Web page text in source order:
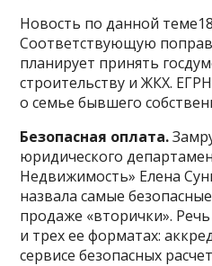
Новость по данной
Соответствующую
планирует принять
строительству и ЖКХ.
о семье бывшего
Безопасная оплата.
юридического
Недвижимость» Елена
назвала самые
продаже «вторички».
и трех ее форматах:
сервисе безопасных